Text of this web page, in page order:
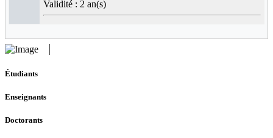
Validité : 2 an(s)
Étudiants
Enseignants
Doctorants